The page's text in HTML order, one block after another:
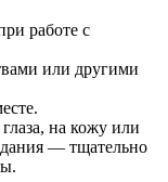
работе с
или другими
на кожу или
— тщательно